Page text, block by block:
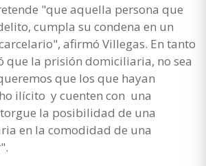
"que aquella persona que
cumpla su condena en un
afirmó Villegas. En tanto
que la prisión domiciliaria, no sea
que los que hayan
ilícito y cuenten con una
la posibilidad de una
en la comodidad de una